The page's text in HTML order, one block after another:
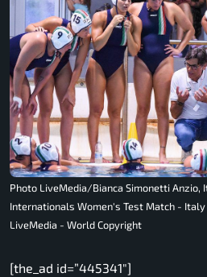
Photo LiveMedia/Bianca Simonetti Anzio,
Internationals Women's Test Match -
LiveMedia - World Copyright
[the_ad id=”445341″]